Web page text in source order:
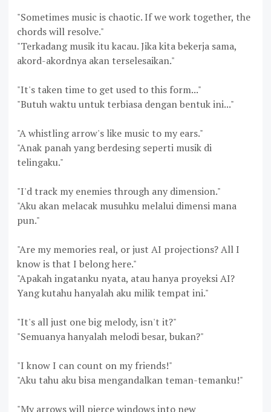
"Sometimes music is chaotic. If we work together, the
chords will resolve."
"Terkadang musik itu kacau. Jika kita bekerja sama,
akord-akordnya akan terselesaikan."
"It's taken time to get used to this form..."
"Butuh waktu untuk terbiasa dengan bentuk ini..."
"A whistling arrow's like music to my ears."
"Anak panah yang berdesing seperti musik di
telingaku."
"I'd track my enemies through any dimension."
"Aku akan melacak musuhku melalui dimensi mana
pun."
"Are my memories real, or just AI projections? All I
know is that I belong here."
"Apakah ingatanku nyata, atau hanya proyeksi AI?
Yang kutahu hanyalah aku milik tempat ini."
"It's all just one big melody, isn't it?"
"Semuanya hanyalah melodi besar, bukan?"
"I know I can count on my friends!"
"Aku tahu aku bisa mengandalkan teman-temanku!"
"My arrows will pierce windows into new